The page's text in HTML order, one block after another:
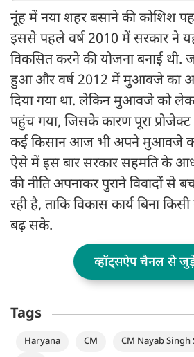
नूंह में नया शहर बसाने की कोशिश
इससे पहले वर्ष 2010 में सरकार ने
विकसित करने की योजना बनाई थी.
हुआ और वर्ष 2012 में मुआवजे का
दिया गया था. लेकिन मुआवजे को
पहुंच गया, जिसके कारण पूरा
कई किसान आज भी अपने मुआवजे
ऐसे में इस बार सरकार सहमति के
की नीति अपनाकर पुराने विवादों से
रही है, ताकि विकास कार्य बिना
बढ़ सके.
व्हॉट्सऐप चैनल से
Tags
Haryana CM CM Nayab Singh